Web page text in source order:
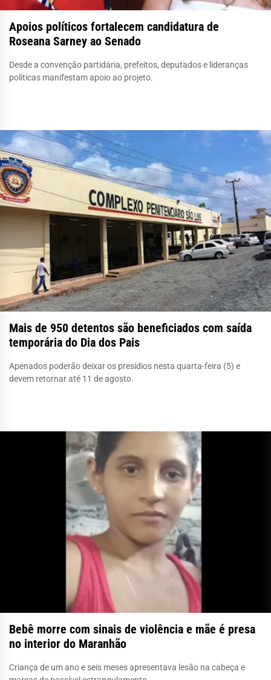
Apoios políticos fortalecem candidatura de
Roseana Sarney ao Senado
Desde a convenção partidária, prefeitos, deputados e lideranças
políticas manifestam apoio ao projeto.
Mais de 950 detentos são beneficiados com saída
temporária do Dia dos Pais
Apenados poderão deixar os presídios nesta quarta-feira (5) e
devem retornar até 11 de agosto.
Bebê morre com sinais de violência e mãe é presa
no interior do Maranhão
Criança de um ano e seis meses apresentava lesão na cabeça e